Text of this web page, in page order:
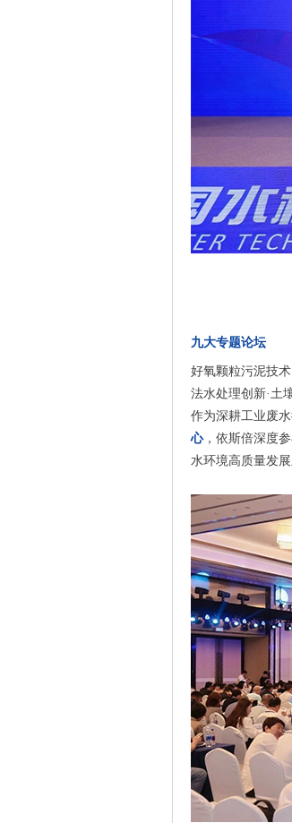
九大专题论坛
好氧颗粒污泥技
法水处理创新·土
作为深耕工业废
心，依斯倍深度
水环境高质量发展